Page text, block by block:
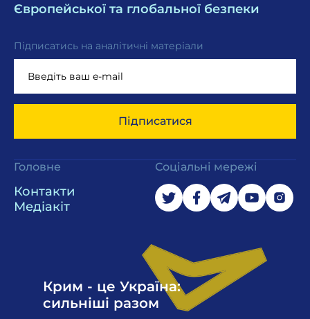
Європейської та глобальної безпеки
Підписатись на аналітичні матеріали
Підписатися
Головне
Контакти
Медіакіт
Соціальні мережі
Крим - це Україна:
сильніші разом